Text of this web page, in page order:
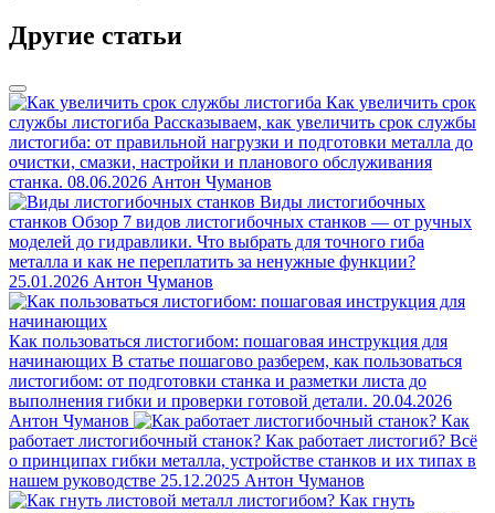
Другие статьи
Как увеличить срок
службы листогиба Рассказываем, как увеличить срок службы
листогиба: от правильной нагрузки и подготовки металла до
очистки, смазки, настройки и планового обслуживания
станка. 08.06.2026 Антон Чуманов
Виды листогибочных
станков Обзор 7 видов листогибочных станков — от ручных
моделей до гидравлики. Что выбрать для точного гиба
металла и как не переплатить за ненужные функции?
25.01.2026 Антон Чуманов
Как пользоваться листогибом: пошаговая инструкция для
начинающих В статье пошагово разберем, как пользоваться
листогибом: от подготовки станка и разметки листа до
выполнения гибки и проверки готовой детали. 20.04.2026
Антон Чуманов
Как
работает листогибочный станок? Как работает листогиб? Всё
о принципах гибки металла, устройстве станков и их типах в
нашем руководстве 25.12.2025 Антон Чуманов
Как гнуть